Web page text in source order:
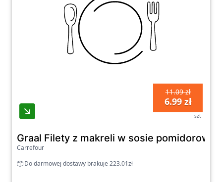
11.09 zł
6.99 zł
szt
Graal Filety z makreli w sosie
Carrefour
Do darmowej dostawy brakuje 223.01zł